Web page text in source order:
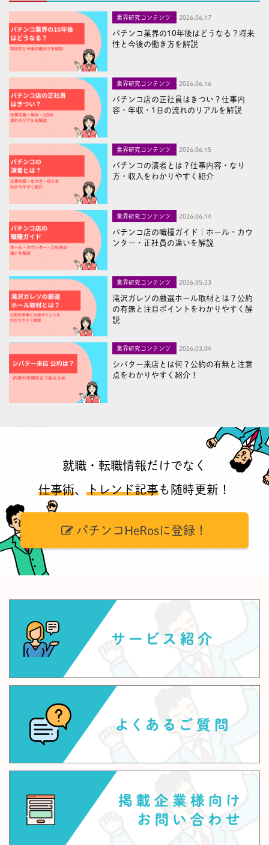
業界研究コンテンツ 2026,06,17
パチンコ業界の10年後はどうなる？将来
性と今後の働き方を解説
業界研究コンテンツ 2026,06,16
パチンコ店の正社員はきつい？仕事内
容・年収・1日の流れのリアルを解説
業界研究コンテンツ 2026,06,15
パチンコの演者とは？仕事内容・なり
方・収入をわかりやすく紹介
業界研究コンテンツ 2026,06,14
パチンコ店の職種ガイド｜ホール・カウ
ンター・正社員の違いを解説
業界研究コンテンツ 2026,05,23
滝沢ガレソの厳選ホール取材とは？公約
の有無と注目ポイントをわかりやすく解
説
業界研究コンテンツ 2026,03,04
シバター来店とは何？公約の有無と注意
点をわかりやすく紹介！
就職・転職情報だけでなく
仕事術、 トレンド記事も随時更新！
パチンコHeRosに登録！